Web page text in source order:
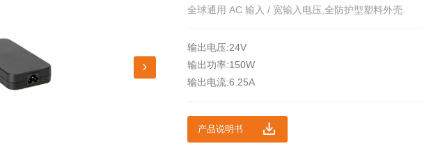
全球通用 AC 输入 / 宽输入电压,全防护型塑料外壳.
输出电压:24V
输出功率:150W
输出电流:6.25A
产品说明书